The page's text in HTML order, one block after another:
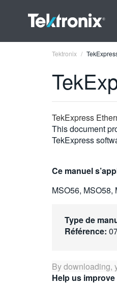
Tektronix
TekExpress
This document
TekExpress
Ce manuel
MSO56, MSO58,
Type de
Référence:
By downloading,
Help us